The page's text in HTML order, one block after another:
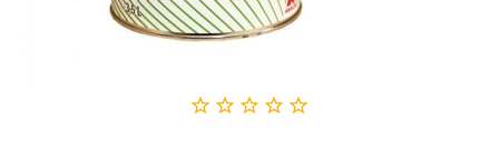
    